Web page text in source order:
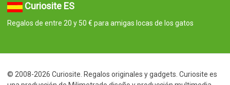
Curiosite ES
Regalos de entre 20 y 50 € para amigas locas de los gatos
© 2008-2026 Curiosite. Regalos originales y gadgets. Curiosite es